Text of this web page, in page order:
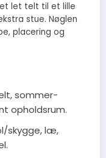
let telt til et lille
stue. Nøglen
placering og
sommer-
opholdsrum.
skygge, læ,